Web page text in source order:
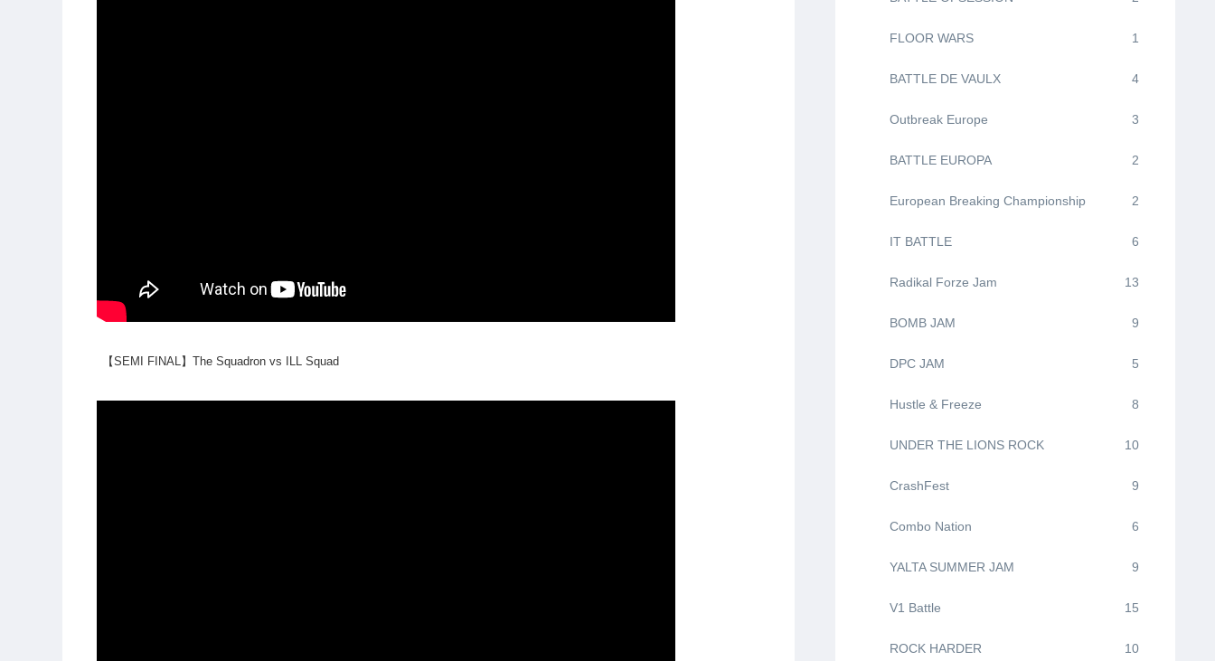
【SEMI FINAL】The Squadron vs ILL Squad
FLOOR WARS 1
BATTLE DE VAULX 4
Outbreak Europe 3
BATTLE EUROPA 2
European Breaking Championship 2
IT BATTLE 6
Radikal Forze Jam 13
BOMB JAM 9
DPC JAM 5
Hustle & Freeze 8
UNDER THE LIONS ROCK 10
CrashFest 9
Combo Nation 6
YALTA SUMMER JAM 9
V1 Battle 15
ROCK HARDER 10